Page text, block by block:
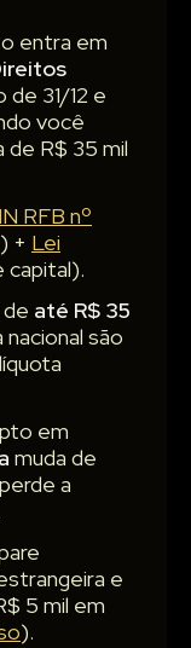
entra em
de 31/12 e
você
de R$ 35 mil
IN RFB nº
+ Lei
capital).
até R$ 35
são
em
muda de
a
e
5 mil em
).